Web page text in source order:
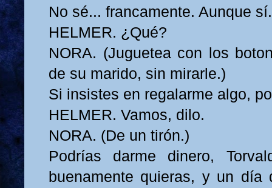
No sé... francamente. Aunque
HELMER. ¿Qué?
NORA. (Juguetea con los
de su marido, sin mirarle.)
Si insistes en regalarme algo,
HELMER. Vamos, dilo.
NORA. (De un tirón.)
Podrías darme dinero,
buenamente quieras, y un día